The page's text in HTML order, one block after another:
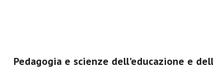
Pedagogia e scienze dell'educazione e